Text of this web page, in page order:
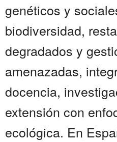
genéticos y
biodiversidad,
degradados y
amenazadas,
docencia,
extensión con
ecológica. En